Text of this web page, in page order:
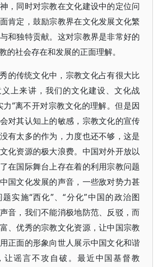
，同时对宗教在文化建设中的定位问
肯定，鼓励宗教界在文化发展文化繁
和独特贡献。这对宗教界是非常好的
的社会存在和发展的正面理解。
的传统文化中，宗教文化占有很大比
上来讲，我们的文化建设、文化战
力”离不开对宗教文化的理解。但是因
对其认知上的敏感，宗教文化的宣传
有太多的作为，力度也还不够，这是
化资源的极大浪费。中国对外开放以
在国际舞台上存在着的利用宗教问题
国文化发展的声音，一些敌对势力甚
实施“西化”、“分化”中国的政治图
音，我们不能消极地防范、反驳，而
、优秀的宗教文化资源，让中国宗教
正面的形象向世人展示中国文化和谐
让谣言不攻自破。最近中国基督教